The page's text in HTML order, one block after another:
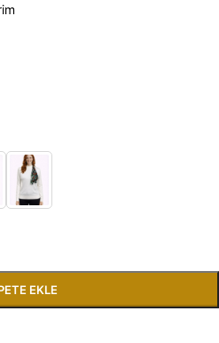
EKLE